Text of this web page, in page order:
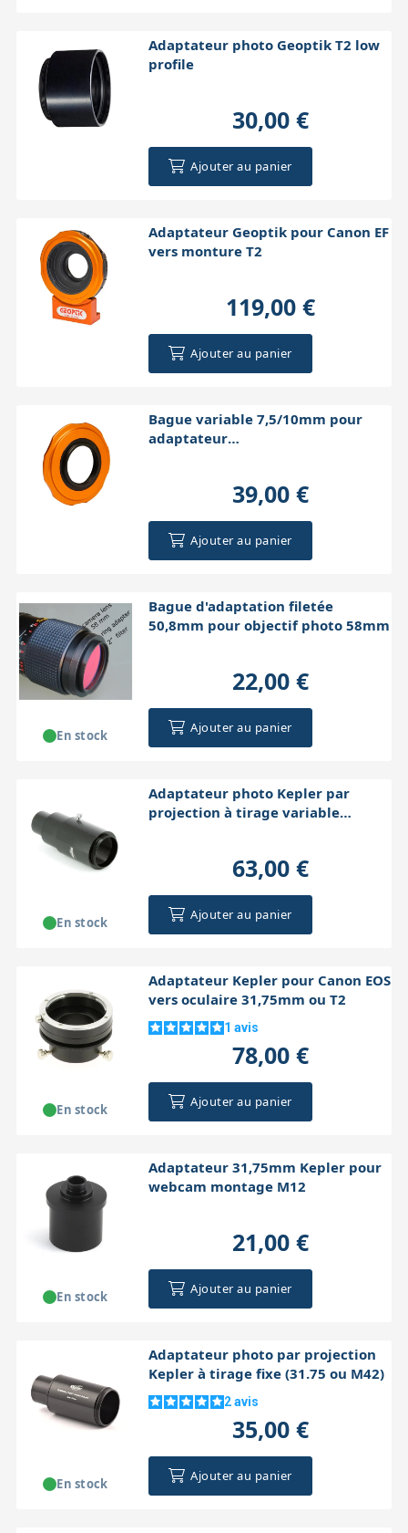
Adaptateur photo Geoptik T2 low
profile
30,00 €
Ajouter au panier
Adaptateur Geoptik pour Canon EF
vers monture T2
119,00 €
Ajouter au panier
Bague variable 7,5/10mm pour
adaptateur
39,00 €
Ajouter au panier
Bague d'adaptation filetée
50,8mm pour objectif photo 58mm
22,00 €
Ajouter au panier
En stock
Adaptateur photo Kepler par
projection à tirage variable
63,00 €
Ajouter au panier
En stock
Adaptateur Kepler pour Canon EOS
vers oculaire 31,75mm ou T2
1 avis
78,00 €
Ajouter au panier
En stock
Adaptateur 31,75mm Kepler pour
webcam montage M12
21,00 €
Ajouter au panier
En stock
Adaptateur photo par projection
Kepler à tirage fixe (31.75 ou M42)
2avis
35,00 €
Ajouter au panier
En stock